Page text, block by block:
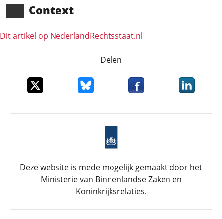
Context
Dit artikel op NederlandRechts­staat.nl
Delen
Deel dit item op XDeel dit item op Bluesky
Deel dit item opDeel dit
Deze website is mede mogelijk gemaakt door het
Ministerie van Binnenlandse Zaken en
Koninkrijksrelaties.